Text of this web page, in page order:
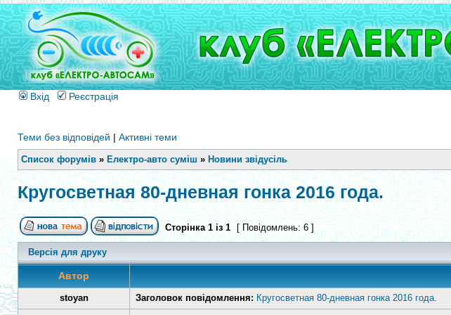
Вхід Реєстрація
Теми без відповідей | Активні теми
Список форумів » Електро-авто суміш » Новини звідусіль
Кругосветная 80-дневная гонка 2016 года.
Сторінка1 із 1 [ Повідомлень: 6 ]
Версія для друку
Автор
stoyan Заголовок повідомлення: Кругосветная 80-дневная гонка 2016 года.